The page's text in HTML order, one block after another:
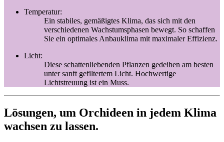
Temperatur:
Ein stabiles, gemäßigtes Klima, das sich mit den
verschiedenen Wachstumsphasen bewegt. So schaffen
Sie ein optimales Anbauklima mit maximaler Effizienz.
Licht:
Diese schattenliebenden Pflanzen gedeihen am besten
unter sanft gefiltertem Licht. Hochwertige
Lichtstreuung ist ein Muss.
Lösungen, um Orchideen in jedem Klima
wachsen zu lassen.